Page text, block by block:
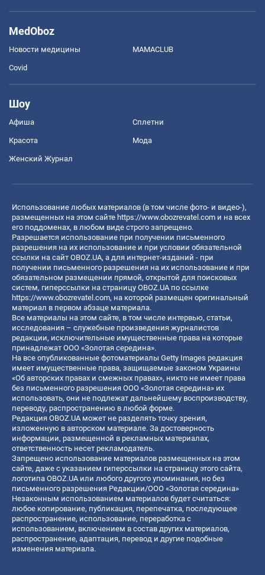
MedOboz
Новости медицины MAMACLUB
Covid
Шоу
Афиша Сплетни
Красота Мода
Женский Журнал
Использование любых материалов (в том числе фото- и видео-),
размещенных на этом сайте https://www.obozrevatel.com и на всех
его поддоменах, в любом виде строго запрещено.
Разрешается использование при получении письменного
разрешения на их использование и при условии обязательной
ссылки на сайт OBOZ.UA, а для интернет-изданий - при
получении письменного разрешения на их использование и при
обязательном размещении прямой, открытой для поисковых
систем, гиперссылки на страницу OBOZ.UA по ссылке
https://www.obozrevatel.com, на которой размещен оригинальный
материал в первом абзаце материала.
Все материалы на этом сайте, в том числе интервью, статьи,
исследования – служебные произведения журналистов
редакции, исключительные имущественные права на которые
принадлежат ООО «Золотая середина».
На все опубликованные фотоматериалы Getty Images редакция
имеет имущественные права, защищаемые законом Украины
«Об авторских правах и смежных правах», никто не имеет права
без письменного разрешения ООО «Золотая середина» их
использовать, они не подлежат дальнейшему воспроизводству,
переводу, распространению в любой форме.
Редакция OBOZ.UA может не разделять точку зрения,
изложенную в авторском материале. За достоверность
информации, размещенной в рекламных материалах,
ответственность несет рекламодатель.
Запрещено использование материалов размещенных на этом
сайте, даже с указанием гиперссылки на страницу этого сайта,
логотипа OBOZ.UA или любого другого упоминания, но без
письменного разрешения Редакции/ООО «Золотая середина»
Незаконным использованием материалов будет считаться:
любое копирование, публикация, перепечатка, последующее
распространение, использование, переработка с
использованием, включением в состав других материалов,
распространение, адаптация, перевод и другие подобные
изменения материала.